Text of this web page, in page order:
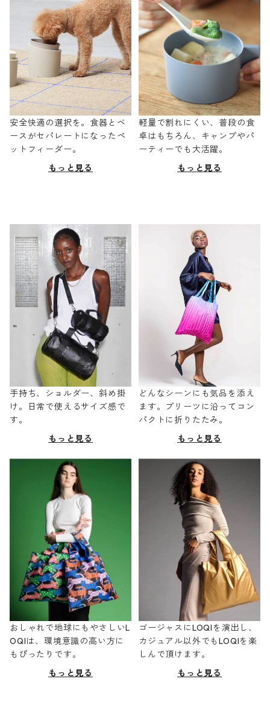
安全快適の選択を。食器とベ
ースがセパレートになったペ
ットフィーダー。
もっと見る
軽量で割れにくい、普段の食
卓はもちろん、キャンプやパ
ーティーでも大活躍。
もっと見る
手持ち、ショルダー、斜め掛
け。日常で使えるサイズ感で
す。
もっと見る
どんなシーンにも気品を添え
ます。プリーツに沿ってコン
パクトに折りたたみ。
もっと見る
おしゃれで地球にもやさしいL
OQIは、環境意識の高い方に
もぴったりです。
もっと見る
ゴージャスにLOQIを演出し、
カジュアル以外でもLOQIを楽
しんで頂けます。
もっと見る